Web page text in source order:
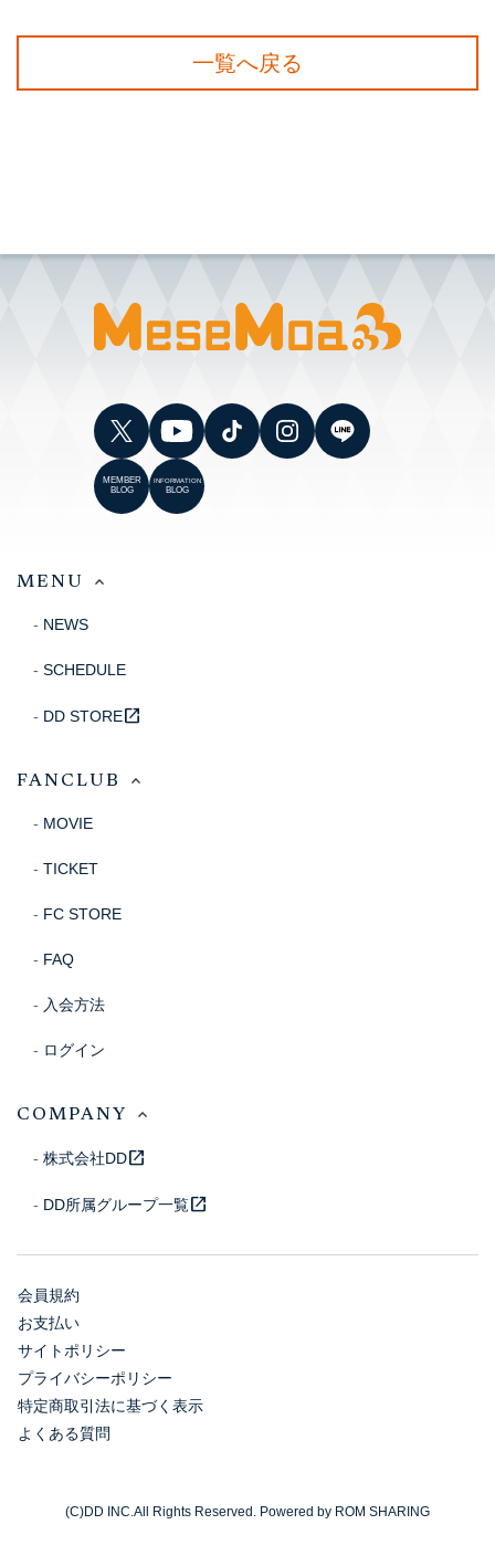
一覧へ戻る
MEMBER
BLOG
INFORMATION
BLOG
MENU
NEWS
SCHEDULE
DD STOREopen_in_new
FANCLUB
MOVIE
TICKET
FC STORE
FAQ
入会方法
ログイン
COMPANY
株式会社DDopen_in_new
DD所属グループ一覧open_in_new
会員規約
お支払い
サイトポリシー
プライバシーポリシー
特定商取引法に基づく表示
よくある質問
(C)DD INC.All Rights Reserved. Powered by ROM SHARING